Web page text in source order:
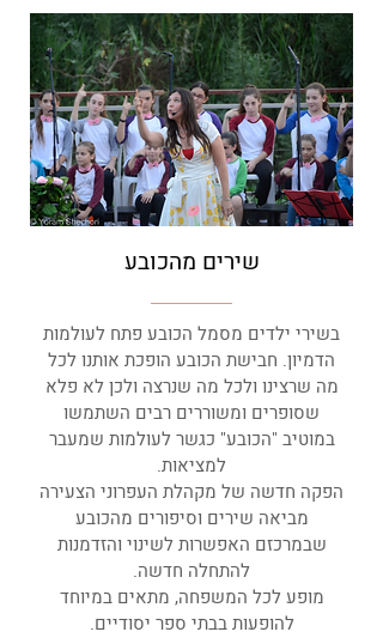
שירים מהכובע
בשירי ילדים מסמל הכובע פתח לעולמות
הדמיון. חבישת הכובע הופכת אותנו לכל
מה שרצינו ולכל מה שנרצה ולכן לא פלא
שסופרים ומשוררים רבים השתמשו
במוטיב "הכובע" כגשר לעולמות שמעבר
למציאות.
הפקה חדשה של מקהלת העפרוני הצעירה
מביאה שירים וסיפורים מהכובע
שבמרכזם האפשרות לשינוי והזדמנות
להתחלה חדשה.
מופע לכל המשפחה, מתאים במיוחד
להופעות בבתי ספר יסודיים.